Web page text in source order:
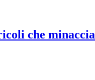
che